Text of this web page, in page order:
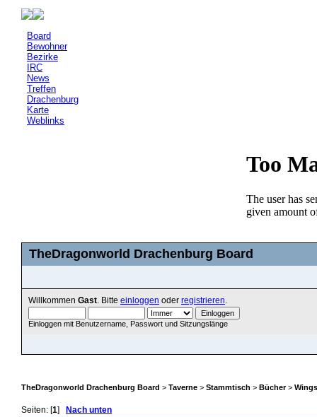
Board
Bewohner
Bezirke
IRC
News
Treffen
Drachenburg
Karte
Weblinks
TheDragonworld Drachenburg Board
Willkommen Gast . Bitte einloggen oder registrieren
Einloggen mit Benutzername, Passwort und Sitzungslänge
TheDragonworld Drachenburg Board > Taverne > Stammtisch > Bücher>
Seiten: [1] Nach unten